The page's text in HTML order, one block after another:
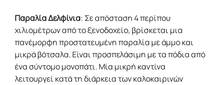
Παραλία Δελφίνια: Σε απόσταση 4 περίπου
χιλιομέτρων από το ξενοδοχείο, βρίσκεται μια
πανέμορφη προστατευμένη παραλία με άμμο και
μικρά βότσαλα. Είναι προσπελάσιμη με τα πόδια από
ένα σύντομο μονοπάτι. Μία μικρή καντίνα
λειτουργεί κατά τη διάρκεια των καλοκαιρινών